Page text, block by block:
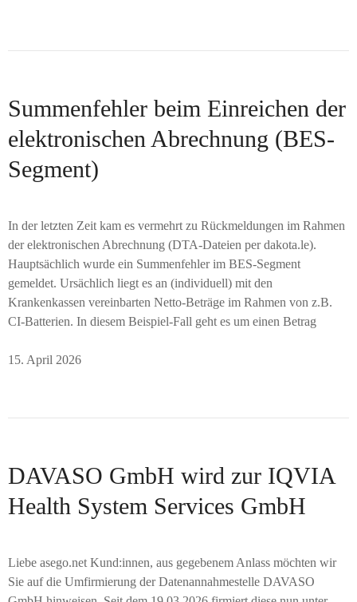
Summenfehler beim Einreichen der
elektronischen Abrechnung (BES-
Segment)
In der letzten Zeit kam es vermehrt zu Rückmeldungen im Rahmen
der elektronischen Abrechnung (DTA-Dateien per dakota.le).
Hauptsächlich wurde ein Summenfehler im BES-Segment
gemeldet. Ursächlich liegt es an (individuell) mit den
Krankenkassen vereinbarten Netto-Beträge im Rahmen von z.B.
CI-Batterien. In diesem Beispiel-Fall geht es um einen Betrag
15. April 2026
DAVASO GmbH wird zur IQVIA
Health System Services GmbH
Liebe asego.net Kund:innen, aus gegebenem Anlass möchten wir
Sie auf die Umfirmierung der Datenannahmestelle DAVASO